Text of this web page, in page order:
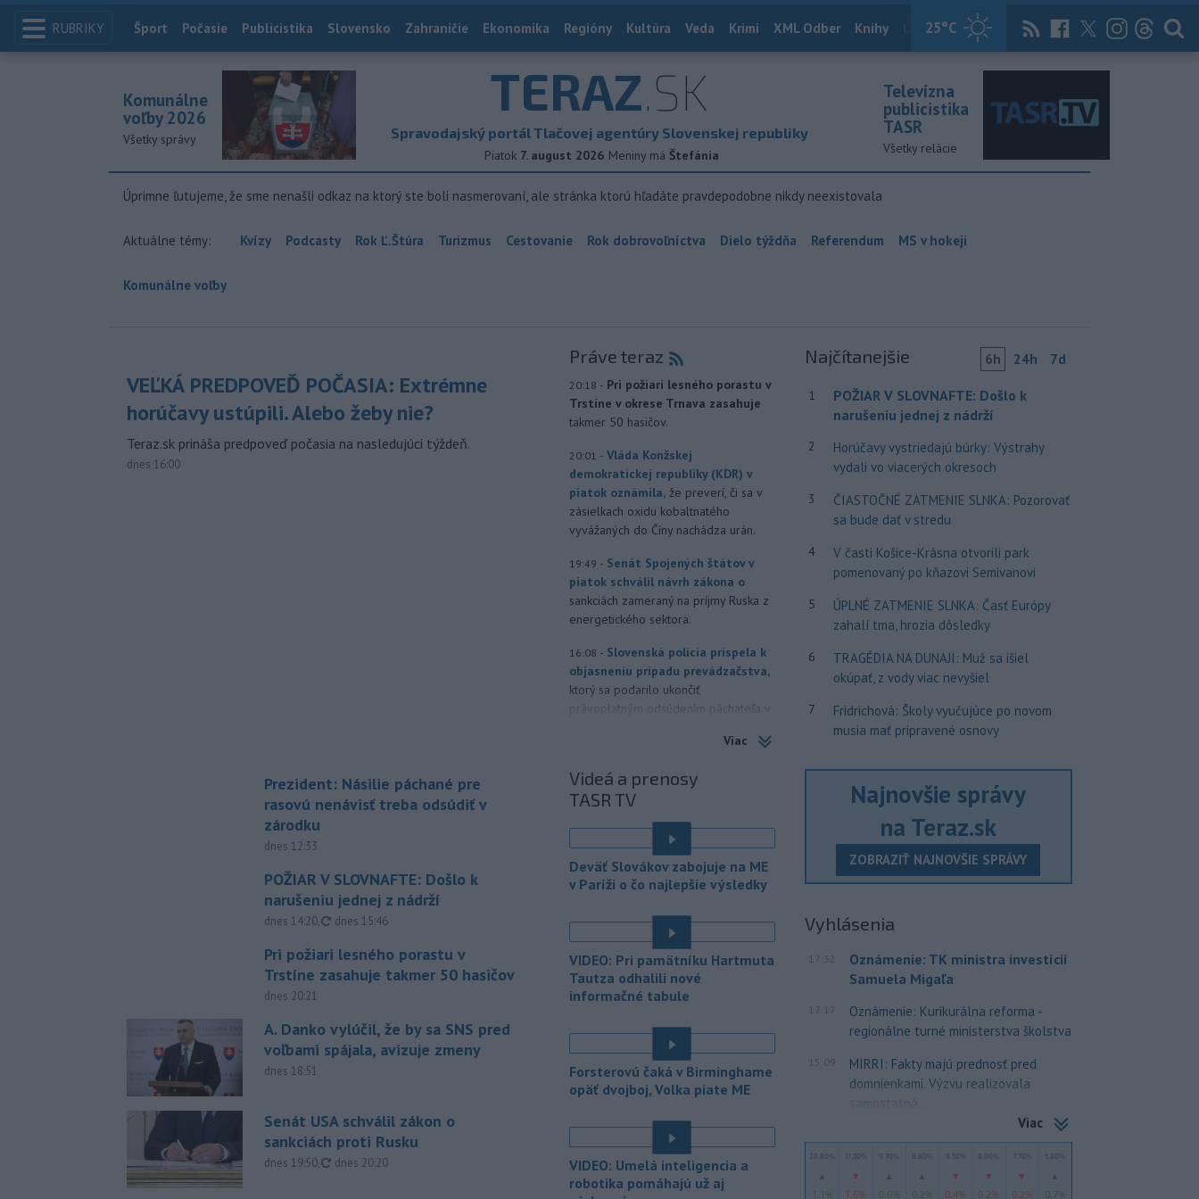
RUBRIKY 25°C
Index
Šport Počasie Publicistika Slovensko Zahraničie Ekonomika Regióny Kultúra Veda Krimi XML Odber Knihy Útulkovo Magazín News Now Archív
TERAZ.SK
Spravodajský portál Tlačovej agentúry Slovenskej republiky
Piatok 7. august 2026 Meniny má Štefánia
Komunálne
voľby 2026
Všetky správy
Televízna
publicistika
TASR
Všetky relácie
Úprimne ľutujeme, že sme nenašli odkaz na ktorý ste boli nasmerovaní, ale stránka ktorú hľadáte pravdepodobne nikdy neexistovala
Aktuálne témy: Kvízy Podcasty Rok Ľ.Štúra Turizmus Cestovanie Rok dobrovoľníctva Dielo týždňa Referendum MS v hokeji
Komunálne voľby
VEĽKÁ PREDPOVEĎ POČASIA: Extrémne
horúčavy ustúpili. Alebo žeby nie?
Teraz.sk prináša predpoveď počasia na nasledujúci týždeň.
dnes 16:00
Prezident: Násilie páchané pre
rasovú nenávisť treba odsúdiť v
zárodku
dnes 12:33
POŽIAR V SLOVNAFTE: Došlo k
narušeniu jednej z nádrží
dnes 14:20, aktualizované
dnes 15:46
Pri požiari lesného porastu v
Trstíne zasahuje takmer 50 hasičov
dnes 20:21
A. Danko vylúčil, že by sa SNS pred
voľbami spájala, avizuje zmeny
dnes 18:51
Senát USA schválil zákon o
sankciách proti Rusku
dnes 19:50, aktualizované
dnes 20:20
Práve teraz
20:18 - Pri požiari lesného porastu v
Trstíne v okrese Trnava zasahuje
takmer 50 hasičov.
20:01 - Vláda Konžskej
demokratickej republiky (KDR) v
piatok oznámila, že preverí, či sa v
zásielkach oxidu kobaltnatého
vyvážaných do Číny nachádza urán.
19:49 - Senát Spojených štátov v
piatok schválil návrh zákona o
sankciách zameraný na príjmy Ruska z
energetického sektora.
16:08 - Slovenská polícia prispela k
objasneniu prípadu prevádzačstva,
ktorý sa podarilo ukončiť
právoplatným odsúdením páchateľa v
bratislavskej rafinérii Slovnaft je
pod kontrolou.
TASR to potvrdil hovorca rafinérie
Anton Molnár.
15:17 - Ministerstvo kultúry (MK) SR
podrobnostiach poskytovania dotácií v
pôsobnosti rezortu.
14:17 - V bratislavskej rafinérii
Slovnaft horí uskladnený ropný
rafinéria s tým, že obyvateľom nehrozí
nebezpečenstvo.
13:50
Jedným zo zdravotných rizík
na festivale môže byť vyššia
hluku. Je preto dobré držať sa
ďalej od reproduktorov, používať
chrániče sluchu či dodržiavať
prestávky.
Viac
Videá a prenosy
TASR TV
Deväť Slovákov zabojuje na ME
v Paríži o čo najlepšie výsledky
VIDEO: Pri pamätníku Hartmuta
Tautza odhalili nové
informačné tabule
Forsterovú čaká v Birminghame
opäť dvojboj, Volka piate ME
VIDEO: Umelá inteligencia a
robotika pomáhajú už aj
Najčítanejšie 6h 24h 7d
1
POŽIAR V SLOVNAFTE: Došlo k
narušeniu jednej z nádrží
2
Horúčavy vystriedajú búrky: Výstrahy
vydali vo viacerých okresoch
3
ČIASTOČNÉ ZATMENIE SLNKA: Pozorovať
sa bude dať v stredu
4
V časti Košice-Krásna otvorili park
pomenovaný po kňazovi Semivanovi
5
ÚPLNÉ ZATMENIE SLNKA: Časť Európy
zahalí tma, hrozia dôsledky
6
TRAGÉDIA NA DUNAJI: Muž sa išiel
okúpať, z vody viac nevyšiel
7
Fridrichová: Školy vyučujúce po novom
musia mať pripravené osnovy
Najnovšie správy
na Teraz.sk
ZOBRAZIŤ NAJNOVŠIE SPRÁVY
Vyhlásenia
17:32
Oznámenie: TK ministra investícií
Samuela Migaľa
17:17
Oznámenie: Kurikurálna reforma -
regionálne turné ministerstva školstva
15:09
MIRRI: Fakty majú prednosť pred
domnienkami. Výzvu realizovala
samostatná...
Viac